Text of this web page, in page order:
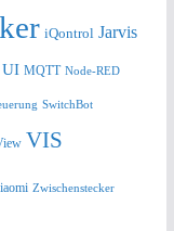
iQontrol Jarvis
UI MQTT Node-RED
SwitchBot
VIS
Zwischenstecker